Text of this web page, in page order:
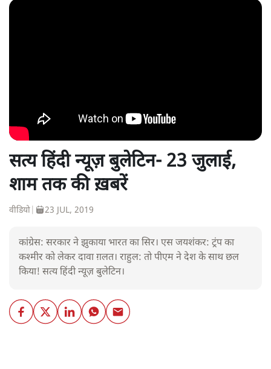
सत्य हिंदी न्यूज़ बुलेटिन- 23 जुलाई,
शाम तक की ख़बरें
वीडियो 23 JUL, 2019
कांग्रेस: सरकार ने झुकाया भारत का सिर। एस जयशंकर: ट्रंप का
कश्मीर को लेकर दावा ग़लत। राहुल: तो पीएम ने देश के साथ छल
किया! सत्य हिंदी न्यूज़ बुलेटिन।